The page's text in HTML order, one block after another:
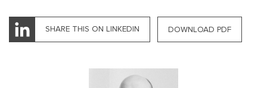
SHARE THIS ON LINKEDIN DOWNLOAD PDF